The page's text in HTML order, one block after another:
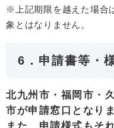
※上記期限を越えた場合
象とはなりません。
6．申請書等・
北九州市・福岡市・
市が申請窓口となりま
また、申請様式もそ